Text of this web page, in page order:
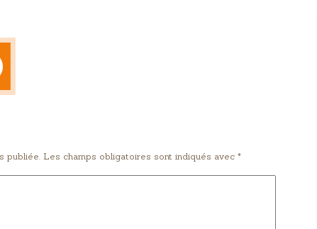
publiée. Les champs obligatoires sont indiqués avec *